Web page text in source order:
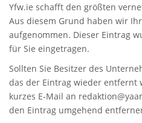
Yfw.ie schafft den größten
Aus diesem Grund haben wir
aufgenommen. Dieser Eintrag
für Sie eingetragen.
Sollten Sie Besitzer des
das der Eintrag wieder entfernt
kurzes E-Mail an
den Eintrag umgehend